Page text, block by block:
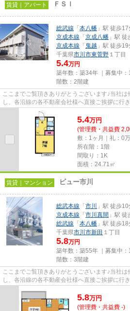
賃貸｜アパート ＦＳＩ
総武線 「 本八幡 」駅 徒歩17
京成本線 「 京成八幡 」駅
京成本線 「 鬼越 」駅 徒歩19
千葉県市川市東菅野 １丁目
5.4万円
築年数：築34年 ｜募集中：
階数：2階建
ここまでご覧頂きありがとうございます♪当社
し、各沿線の各不動産会社様へ直接ご挨拶に行
しております！最新の情報は...
5.4万円
(管理費・共益費
敷：1ヶ月｜礼：0
所在階：1階
間取り：1K
面積：24.71㎡
賃貸｜マンション ビュー市川
総武本線 「 市川
」駅 徒歩10
京成本線 「 市川真間 」駅 徒
総武線 「 本八幡 」駅 徒歩18
千葉県市川市新田 １丁目
5.8万円
築年数：築55年 ｜募集中：
階数：3階建
ここまでご覧頂きありがとうございます♪当社
し、各沿線の各不動産会社様へ直接ご挨拶に行
5.8万円
(管理費・共益費 -)